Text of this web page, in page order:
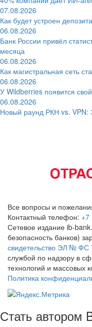
07.08.2026
Как будет устроен
06.08.2026
Банк России привёл
месяца
06.08.2026
Как магистральная сеть
06.08.2026
У Wildberries появится
06.08.2026
Новый раунд РКН vs. VPN:
Все вопросы и
Контактный телефон: +7
Сетевое издание ib-
безопасность банков)
свидетельство ЭЛ № ФС
службой по надзору в
технологий и массовых
Политика
Стать автором